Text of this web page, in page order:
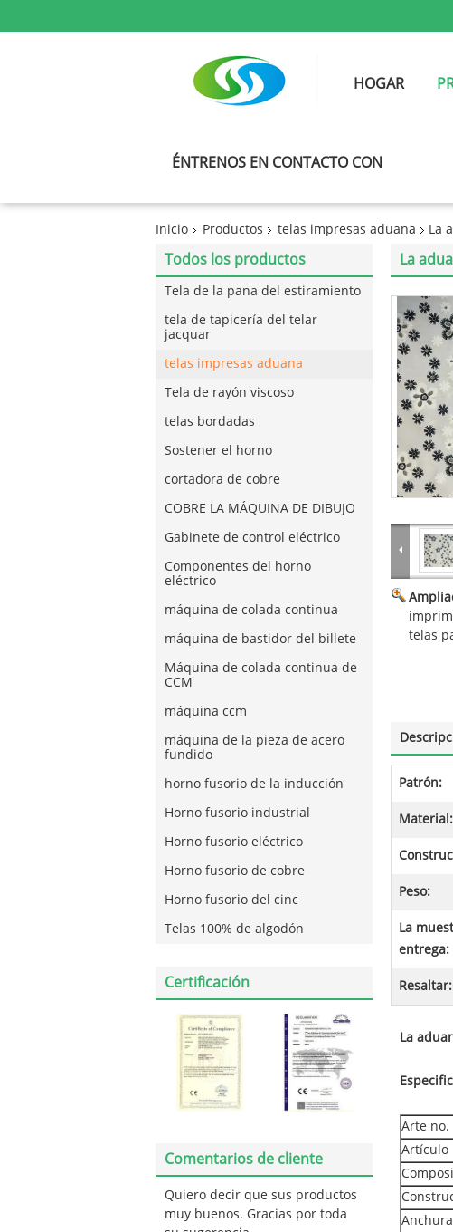
HOGAR
ÉNTRENOS EN CONTACTO CON
Inicio Productos telas impresas aduana La
Todos los productos
Tela de la pana del estiramiento
tela de tapicería del telar
jacquar
telas impresas aduana
Tela de rayón viscoso
telas bordadas
Sostener el horno
cortadora de cobre
COBRE LA MÁQUINA DE DIBUJO
Gabinete de control eléctrico
Componentes del horno
eléctrico
máquina de colada continua
máquina de bastidor del billete
Máquina de colada continua de
CCM
máquina ccm
máquina de la pieza de acero
fundido
horno fusorio de la inducción
Horno fusorio industrial
Horno fusorio eléctrico
Horno fusorio de cobre
Horno fusorio del cinc
Telas 100% de algodón
Certificación
Comentarios de cliente
Quiero decir que sus productos
muy buenos. Gracias por toda
La
telas
Patrón:
Material:
Peso:
La
entrega:
Resaltar:
La
Arte no.
Artículo
Anchura